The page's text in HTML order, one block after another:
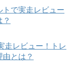
で実走レビュー
走レビュー！トレ
とは？